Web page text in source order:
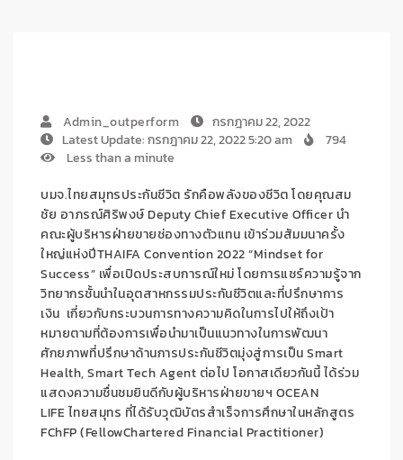
Admin_outperform
กรกฎาคม 22, 2022
Latest Update: กรกฎาคม 22, 2022 5:20 am
794
Less than a minute
บมจ.ไทยสมุทรประกันชีวิต รักคือพลังของชีวิต โดยคุณสม
ชัย อาภรณ์ศิริพงษ์ Deputy Chief Executive Officer นำ
คณะผู้บริหารฝ่ายขายช่องทางตัวแทน เข้าร่วมสัมมนาครั้ง
ใหญ่แห่งปีTHAIFA Convention 2022 “Mindset for
Success” เพื่อเปิดประสบการณ์ใหม่ โดยการแชร์ความรู้จาก
วิทยากรชั้นนำในอุตสาหกรรมประกันชีวิตและที่ปรึกษาการ
เงิน เกี่ยวกับกระบวนการทางความคิดในการไปให้ถึงเป้า
หมายตามที่ต้องการเพื่อนำมาเป็นแนวทางในการพัฒนา
ศักยภาพที่ปรึกษาด้านการประกันชีวิตมุ่งสู่การเป็น Smart
Health, Smart Tech Agent ต่อไป โอกาสเดียวกันนี้ ได้ร่วม
แสดงความชื่นชมยินดีกับผู้บริหารฝ่ายขายฯ OCEAN
LIFE ไทยสมุทร ที่ได้รับวุฒิบัตรสำเร็จการศึกษาในหลักสูตร
FChFP (FellowChartered Financial Practitioner)